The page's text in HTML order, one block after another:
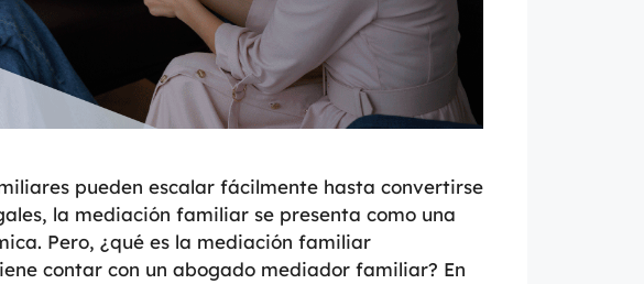
pueden escalar fácilmente hasta convertirse
la mediación familiar se presenta como una
Pero, ¿qué es la mediación familiar
contar con un abogado mediador familiar? En